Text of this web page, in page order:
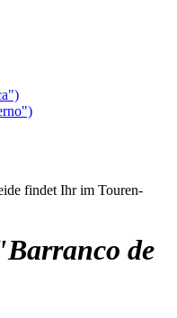
findet Ihr im Touren-
de